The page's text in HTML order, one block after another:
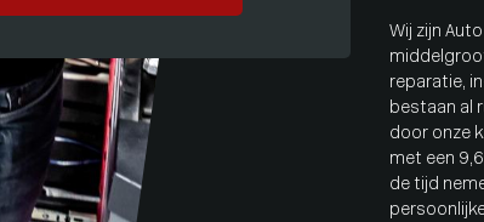
Wij zijn
reparatie,
bestaan al
door onze
met een
de tijd